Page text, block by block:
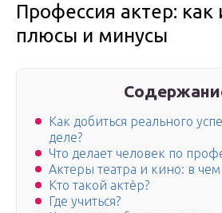
Профессия актер: как
плюсы и минусы
Как добиться реального
деле?
Что делает человек по
Актеры театра и кино: в чем
Кто такой актёр?
Где учиться?